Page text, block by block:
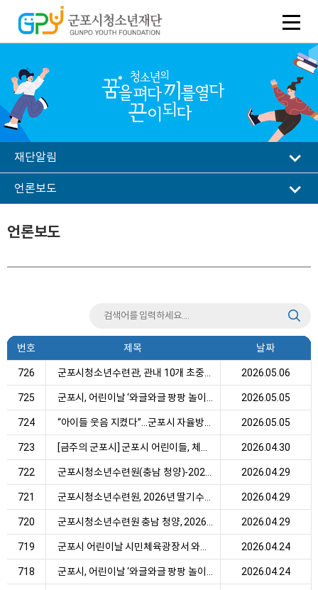
재단알림
언론보도
언론보도
번호 제목 날짜
726 2026.05.06
725 2026.05.05
724 2026.05.05
723 2026.04.30
722 2026.04.29
721 군포시청소년수련원, 2026년 딸기수확체험 성황리 ... 2026.04.29
720 2026.04.29
719 2026.04.24
718 2026.04.24